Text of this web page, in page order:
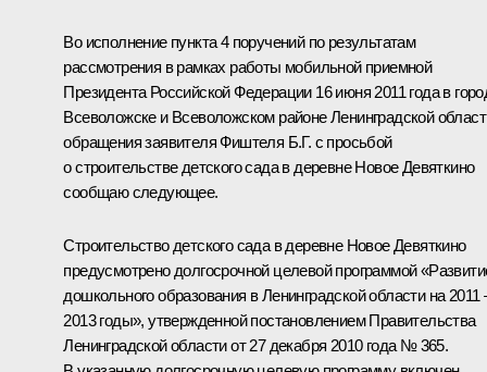
Во исполнение пункта 4 поручений по результатам
рассмотрения в рамках работы мобильной приемной
Президента Российской Федерации 16 июня 2011 года в
Всеволожске и Всеволожском районе Ленинградской
обращения заявителя Фиштеля Б.Г. с просьбой
о строительстве детского сада в деревне Новое Девяткино
сообщаю следующее.
Строительство детского сада в деревне Новое Девяткино
предусмотрено долгосрочной целевой программой
дошкольного образования в Ленинградской области на 2011
2013 годы», утвержденной постановлением Правительства
Ленинградской области от 27 декабря 2010 года № 365.